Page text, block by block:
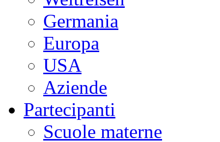
Germania
Europa
USA
Aziende
Partecipanti
Scuole materne